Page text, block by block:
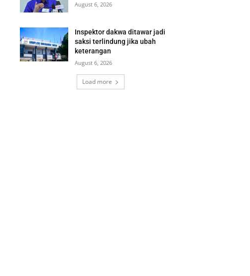
August 6, 2026
Inspektor dakwa ditawar jadi
saksi terlindung jika ubah
keterangan
August 6, 2026
Load more